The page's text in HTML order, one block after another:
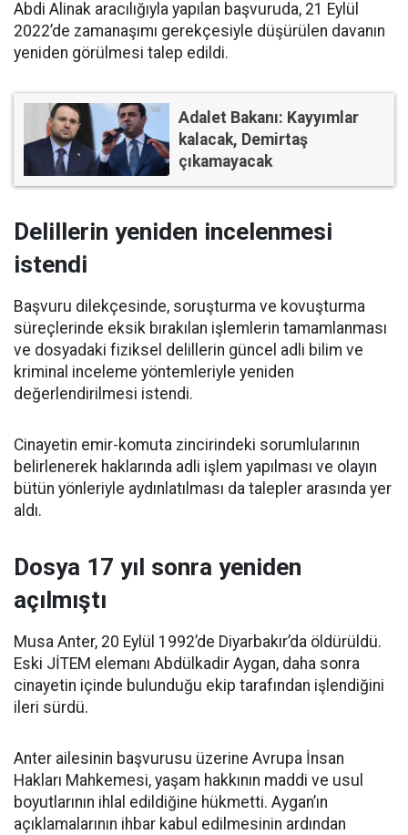
Abdi Alinak aracılığıyla yapılan başvuruda, 21 Eylül
2022’de zamanaşımı gerekçesiyle düşürülen davanın
yeniden görülmesi talep edildi.
Adalet Bakanı: Kayyımlar
kalacak, Demirtaş
çıkamayacak
Delillerin yeniden incelenmesi
istendi
Başvuru dilekçesinde, soruşturma ve kovuşturma
süreçlerinde eksik bırakılan işlemlerin tamamlanması
ve dosyadaki fiziksel delillerin güncel adli bilim ve
kriminal inceleme yöntemleriyle yeniden
değerlendirilmesi istendi.
Cinayetin emir-komuta zincirindeki sorumlularının
belirlenerek haklarında adli işlem yapılması ve olayın
bütün yönleriyle aydınlatılması da talepler arasında yer
aldı.
Dosya 17 yıl sonra yeniden
açılmıştı
Musa Anter, 20 Eylül 1992’de Diyarbakır’da öldürüldü.
Eski JİTEM elemanı Abdülkadir Aygan, daha sonra
cinayetin içinde bulunduğu ekip tarafından işlendiğini
ileri sürdü.
Anter ailesinin başvurusu üzerine Avrupa İnsan
Hakları Mahkemesi, yaşam hakkının maddi ve usul
boyutlarının ihlal edildiğine hükmetti. Aygan’ın
açıklamalarının ihbar kabul edilmesinin ardından